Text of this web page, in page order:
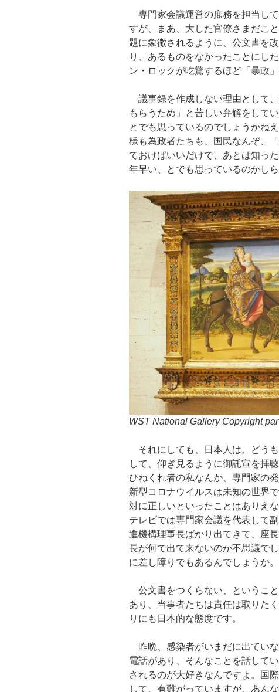
専門家会議運営の庶務を担当し
すが、まあ、大した官僚さまだこ
題に象徴されるように、公文書を
り、あるものをなかったことにし
ン・ロックが吃驚するほど「暴政
議事録を作成しない理由として
もらうため」と苦しい弁解をして
とでも思っているのでしょうかね
様も為政者たちも、国民なんぞ、
ておけばいいだけで、あとは知っ
年早い、とでも思っているのかしら
WST National Gallery Copyright
それにしても、日本人は、どう
して、仰ぎ見るように御託宣を拝
ひねくれ者の私なんか、専門家の
新型コロナウイルスは未知の世界
対に正しいといったことはありえ
テレビでは専門家会議を代表して
進機構理事長ばかり出てきて、座
長が何で出て来ないのか不思議で
に差し障りでもあるんでしょうか。
公文書をつくらない、というこ
あり、当事者たちは責任は取りた
りにも日本的な態度です。
昨晩、感染者がいまだに出てい
電話があり、そんなことを話して
されるのが大好きなんですよ。国
して、有難がっていますが、あん